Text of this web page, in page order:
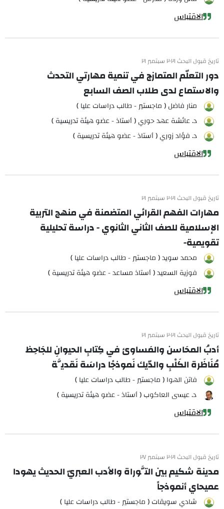
الاقتباس
تاريخ قبول البحث ٢٠٢١ سبتمبر ٢١
دور التعلّم المتمازج في تنمية مهارتي التحدث
والاستماع لدى طلاب الصف السابع
منار فاضل ( ماجستير - طالب دراسات عليا )
د. عائشة عهد حوري ( أستاذ - عضو هيئة تدريسية )
د. فؤاد زوري ( أستاذ - عضو هيئة تدريسية )
الاقتباس
تاريخ قبول البحث ٢٠٢١ سبتمبر ٢١
مهارات الفهم القرائي المتضمنة في منهج التربية
الإسلامية للصف الثاني الثانوي - دراسة تحليلية
تقويمية-
محمد سويد ( ماجستير - طالب دراسات عليا )
فوزية السعيد ( أستاذ مساعد - عضو هيئة تدريسية )
الاقتباس
تاريخ قبول البحث ٢٠٢١ سبتمبر ٢١
أدبُ المحَاسن والمَساوئ في كِتابِ الحيوانِ للجَاحِظ
مُنَاظَرة الكَلْبِ والدّيك نَموذجًا دراسَة نَقديَّة
فاتن الهوا ( ماجستير - طالب دراسات عليا )
د. عيسى العاكوب ( أستاذ - عضو هيئة تدريسية )
الاقتباس
تاريخ قبول البحث ٢٠٢١ سبتمبر ٢٧
مدينة شكيم بين التَّوراة والأدب العبريّ الحديث يهودا
عميحاي أنموذجاً
شادي سويقات ( ماجستير - طالب دراسات عليا )